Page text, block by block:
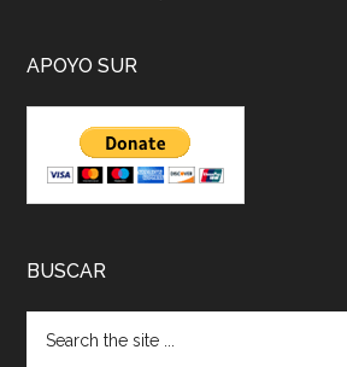
APOYO SUR
BUSCAR